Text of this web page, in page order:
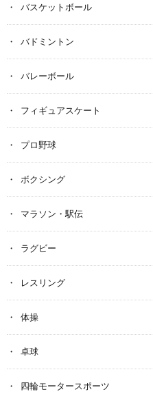
バスケットボール
バドミントン
バレーボール
フィギュアスケート
プロ野球
ボクシング
マラソン・駅伝
ラグビー
レスリング
体操
卓球
四輪モータースポーツ